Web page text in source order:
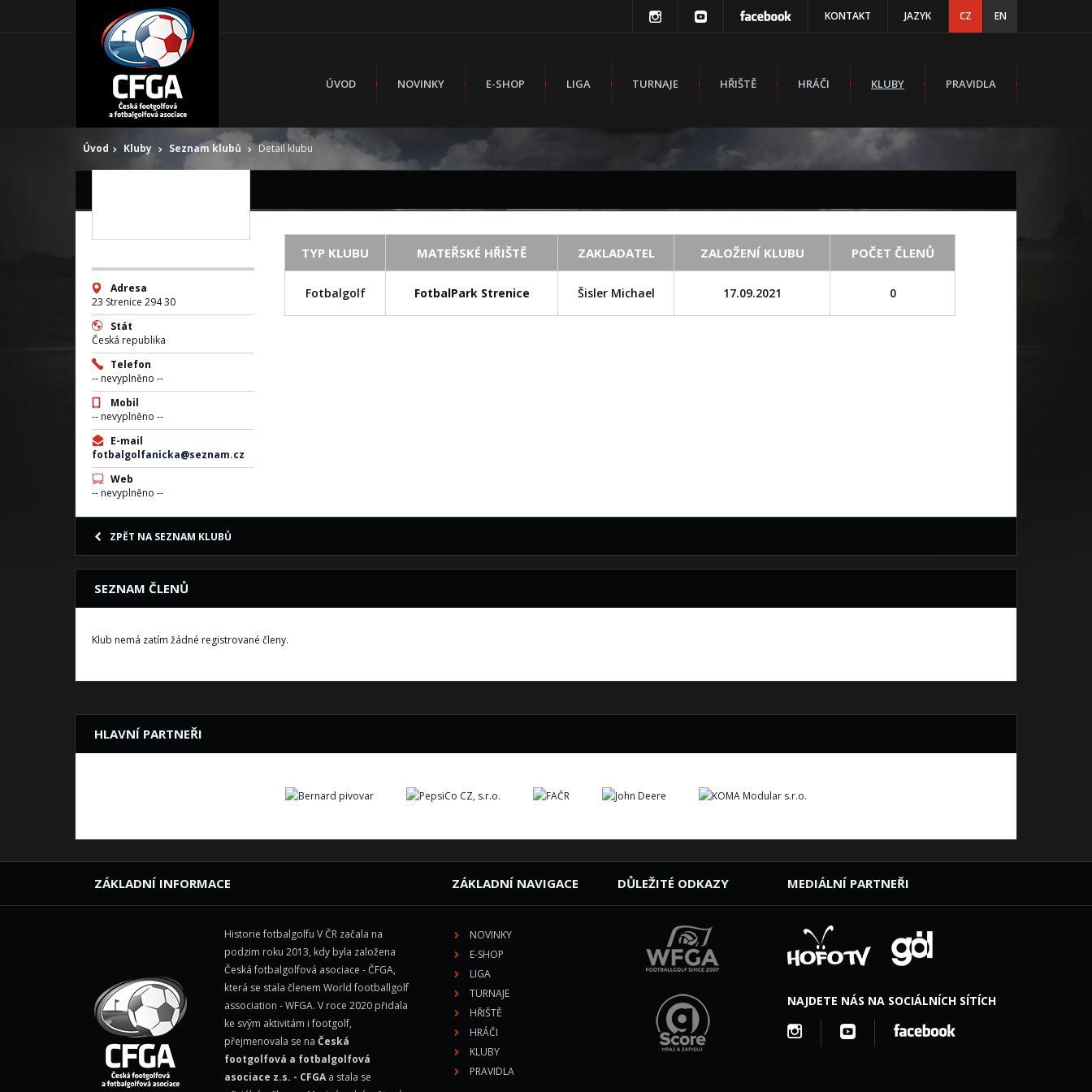
KONTAKT JAZYK CZ EN
ÚVOD NOVINKY E-SHOP LIGA TURNAJE HŘIŠTĚ HRÁČI KLUBY PRAVIDLA
Úvod Kluby Seznam klubů Detail klubu
Fotbalgolf
Anička
Adresa
23 Strenice 294 30
Stát
Česká republika
Telefon
-- nevyplněno --
Mobil
-- nevyplněno --
E-mail
fotbalgolfanicka@seznam.cz
Web
-- nevyplněno --
TYP KLUBU MATEŘSKÉ HŘIŠTĚ ZAKLADATEL ZALOŽENÍ KLUBU POČET ČLENŮ
Fotbalgolf FotbalPark Strenice Šisler Michael 17.09.2021 0
ZPĚT NA SEZNAM KLUBŮ
SEZNAM ČLENŮ
Klub nemá zatím žádné registrované členy.
HLAVNÍ PARTNEŘI
ZÁKLADNÍ INFORMACE
Historie fotbalgolfu V ČR začala na
podzim roku 2013, kdy byla založena
Česká fotbalgolfová asociace - ČFGA,
která se stala členem World footballgolf
association - WFGA. V roce 2020 přidala
ke svým aktivitám i footgolf,
přejmenovala se na Česká
footgolfová a fotbalgolfová
asociace z.s. - CFGA a stala se
ZÁKLADNÍ NAVIGACE
NOVINKY
E-SHOP
LIGA
TURNAJE
HŘIŠTĚ
HRÁČI
KLUBY
PRAVIDLA
DŮLEŽITÉ ODKAZY MEDIÁLNÍ PARTNEŘI
NAJDETE NÁS NA SOCIÁLNÍCH SÍTÍCH